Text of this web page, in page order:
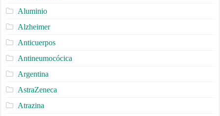
Aluminio
Alzheimer
Anticuerpos
Antineumocócica
Argentina
AstraZeneca
Atrazina